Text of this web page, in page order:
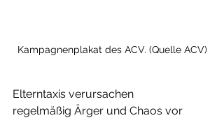
Kampagnenplakat des ACV. (Quelle ACV)
Elterntaxis verursachen
regelmäßig Ärger und Chaos vor